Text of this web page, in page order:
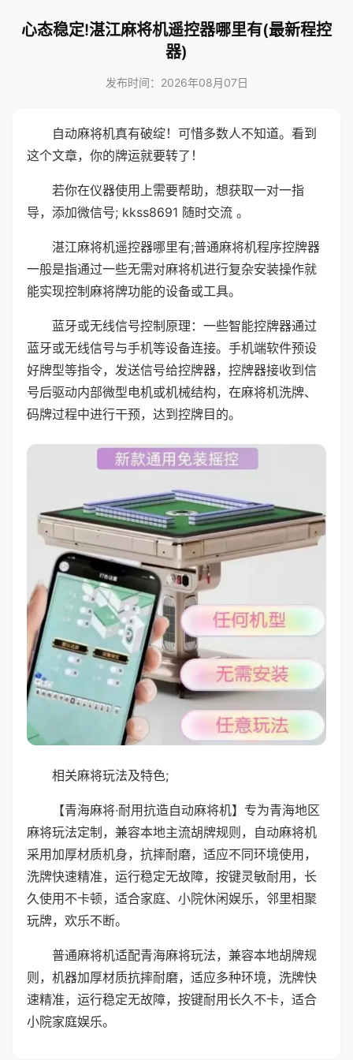
心态稳定!湛江麻将机遥控器哪里有(最新程控
器)
发布时间：2026年08月07日
自动麻将机真有破绽！可惜多数人不知道。看到
这个文章，你的牌运就要转了！
若你在仪器使用上需要帮助，想获取一对一指
导，添加微信号; kkss8691 随时交流 。
湛江麻将机遥控器哪里有;普通麻将机程序控牌器
一般是指通过一些无需对麻将机进行复杂安装操作就
能实现控制麻将牌功能的设备或工具。
蓝牙或无线信号控制原理：一些智能控牌器通过
蓝牙或无线信号与手机等设备连接。手机端软件预设
好牌型等指令，发送信号给控牌器，控牌器接收到信
号后驱动内部微型电机或机械结构，在麻将机洗牌、
码牌过程中进行干预，达到控牌目的。
相关麻将玩法及特色;
【青海麻将·耐用抗造自动麻将机】专为青海地区
麻将玩法定制，兼容本地主流胡牌规则，自动麻将机
采用加厚材质机身，抗摔耐磨，适应不同环境使用，
洗牌快速精准，运行稳定无故障，按键灵敏耐用，长
久使用不卡顿，适合家庭、小院休闲娱乐，邻里相聚
玩牌，欢乐不断。
普通麻将机适配青海麻将玩法，兼容本地胡牌规
则，机器加厚材质抗摔耐磨，适应多种环境，洗牌快
速精准，运行稳定无故障，按键耐用长久不卡，适合
小院家庭娱乐。